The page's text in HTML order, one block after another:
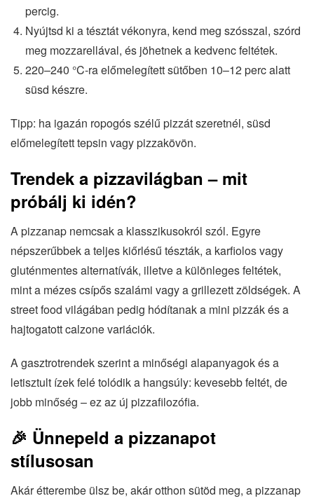
percig.
Nyújtsd ki a tésztát vékonyra, kend meg szósszal, szórd
meg mozzarellával, és jöhetnek a kedvenc feltétek.
220–240 °C-ra előmelegített sütőben 10–12 perc alatt
süsd készre.
Tipp: ha igazán ropogós szélű pizzát szeretnél, süsd
előmelegített tepsin vagy pizzakövön.
Trendek a pizzavilágban – mit
próbálj ki idén?
A pizzanap nemcsak a klasszikusokról szól. Egyre
népszerűbbek a teljes kiőrlésű tészták, a karfiolos vagy
gluténmentes alternatívák, illetve a különleges feltétek,
mint a mézes csípős szalámi vagy a grillezett zöldségek. A
street food világában pedig hódítanak a mini pizzák és a
hajtogatott calzone variációk.
A gasztrotrendek szerint a minőségi alapanyagok és a
letisztult ízek felé tolódik a hangsúly: kevesebb feltét, de
jobb minőség – ez az új pizzafilozófia.
🎉 Ünnepeld a pizzanapot
stílusosan
Akár étterembe ülsz be, akár otthon sütöd meg, a pizzanap